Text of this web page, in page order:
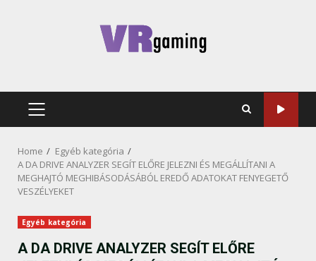
PRIMARY
Home
Egyéb kategória
A DA DRIVE ANALYZER SEGÍT ELŐRE JELEZNI ÉS MEGÁLLÍTANI A
MEGHAJTÓ MEGHIBÁSODÁSÁBÓL EREDŐ ADATOKAT FENYEGETŐ
VESZÉLYEKET
Egyéb kategória
A DA DRIVE ANALYZER SEGÍT ELŐRE